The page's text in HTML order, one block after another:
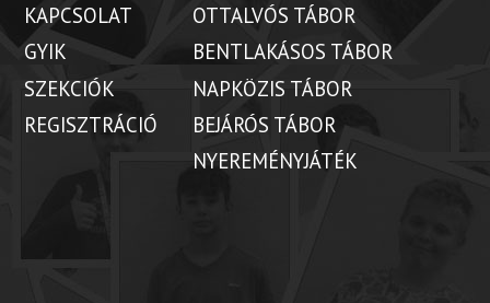
KAPCSOLAT
GYIK
SZEKCIÓK
REGISZTRÁCIÓ
OTTALVÓS TÁBOR
BENTLAKÁSOS TÁBOR
NAPKÖZIS TÁBOR
BEJÁRÓS TÁBOR
NYEREMÉNYJÁTÉK